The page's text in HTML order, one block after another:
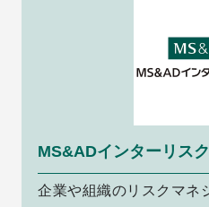
MS&ADインターリス
企業や組織のリスクマネ